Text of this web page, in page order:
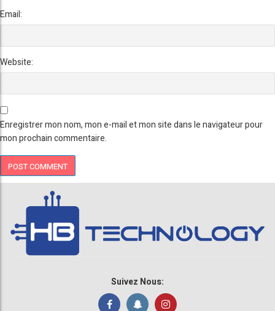
Email:
Website:
Enregistrer mon nom, mon e-mail et mon site dans le navigateur pour
mon prochain commentaire.
Suivez Nous: